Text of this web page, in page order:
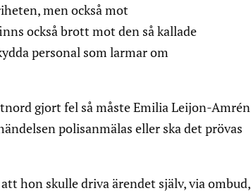
men också mot
också brott mot den så kallade
personal som larmar om
gjort fel så måste Emilia Leijon-Amrén
polisanmälas eller ska det prövas
hon skulle driva ärendet själv, via ombud,